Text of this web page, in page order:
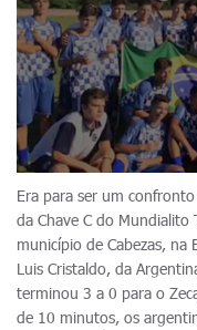
Era para ser um
da Chave C do Mundialito
município de Cabezas, na
Luis Cristaldo, da
terminou 3 a 0 para o
de 10 minutos, os